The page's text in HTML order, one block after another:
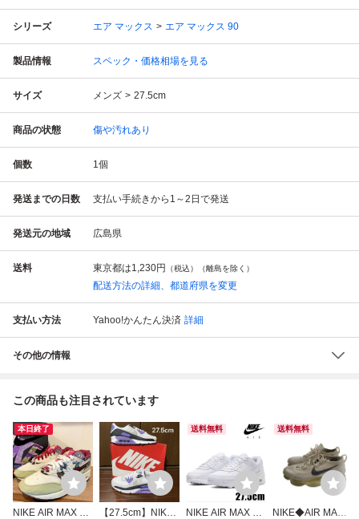
シリーズ エア マックス エア マックス 90
製品情報 スペック・価格相場を見る
サイズ メンズ 27.5cm
商品の状態 傷や汚れあり
個数 1個
発送までの日数 支払い手続きから1～2日で発送
発送元の地域 広島県
送料 東京都は1,230円 （税込）（離島を除く）
配送方法の詳細、都道府県を変更
支払い方法 Yahoo!かんたん決済 詳細
その他の情報
この商品も注目されています
本日終了
NIKE AIR MAX 1
【27.5cm】NIKE
送料無料
NIKE AIR MAX 90
送料無料
NIKE◆AIR MAX S